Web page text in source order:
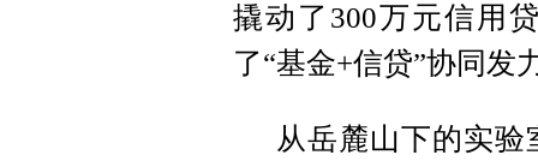
撬动了300万元信用
了“基金+信贷”协同发
从岳麓山下的实